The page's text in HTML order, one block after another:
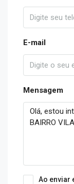
E-mail
Mensagem
Ao enviar